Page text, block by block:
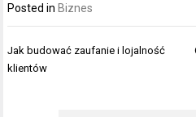
Posted inBiznes
Nawigacja
wpisu
Jak budować zaufanie i lojalność
klientów